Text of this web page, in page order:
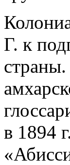
Г. к
в 1894